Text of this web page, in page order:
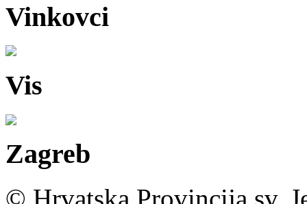
Vinkovci
Vis
Zagreb